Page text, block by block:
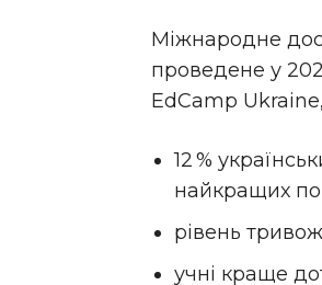
Міжнародне
проведене у
EdCamp
12 %
найкращих
рівень
учні краще